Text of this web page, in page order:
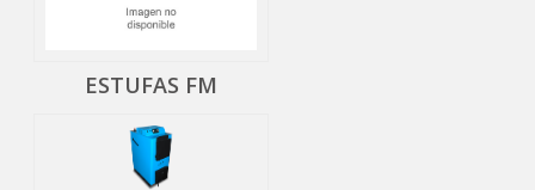
ESTUFAS FM